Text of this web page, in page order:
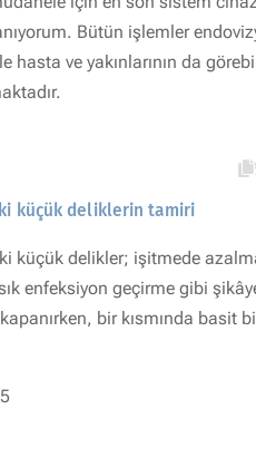
Bütün işlemler
hasta ve yakınlarının da
küçük deliklerin tamiri
küçük delikler; işitmede
enfeksiyon geçirme gibi
bir kısmında basit